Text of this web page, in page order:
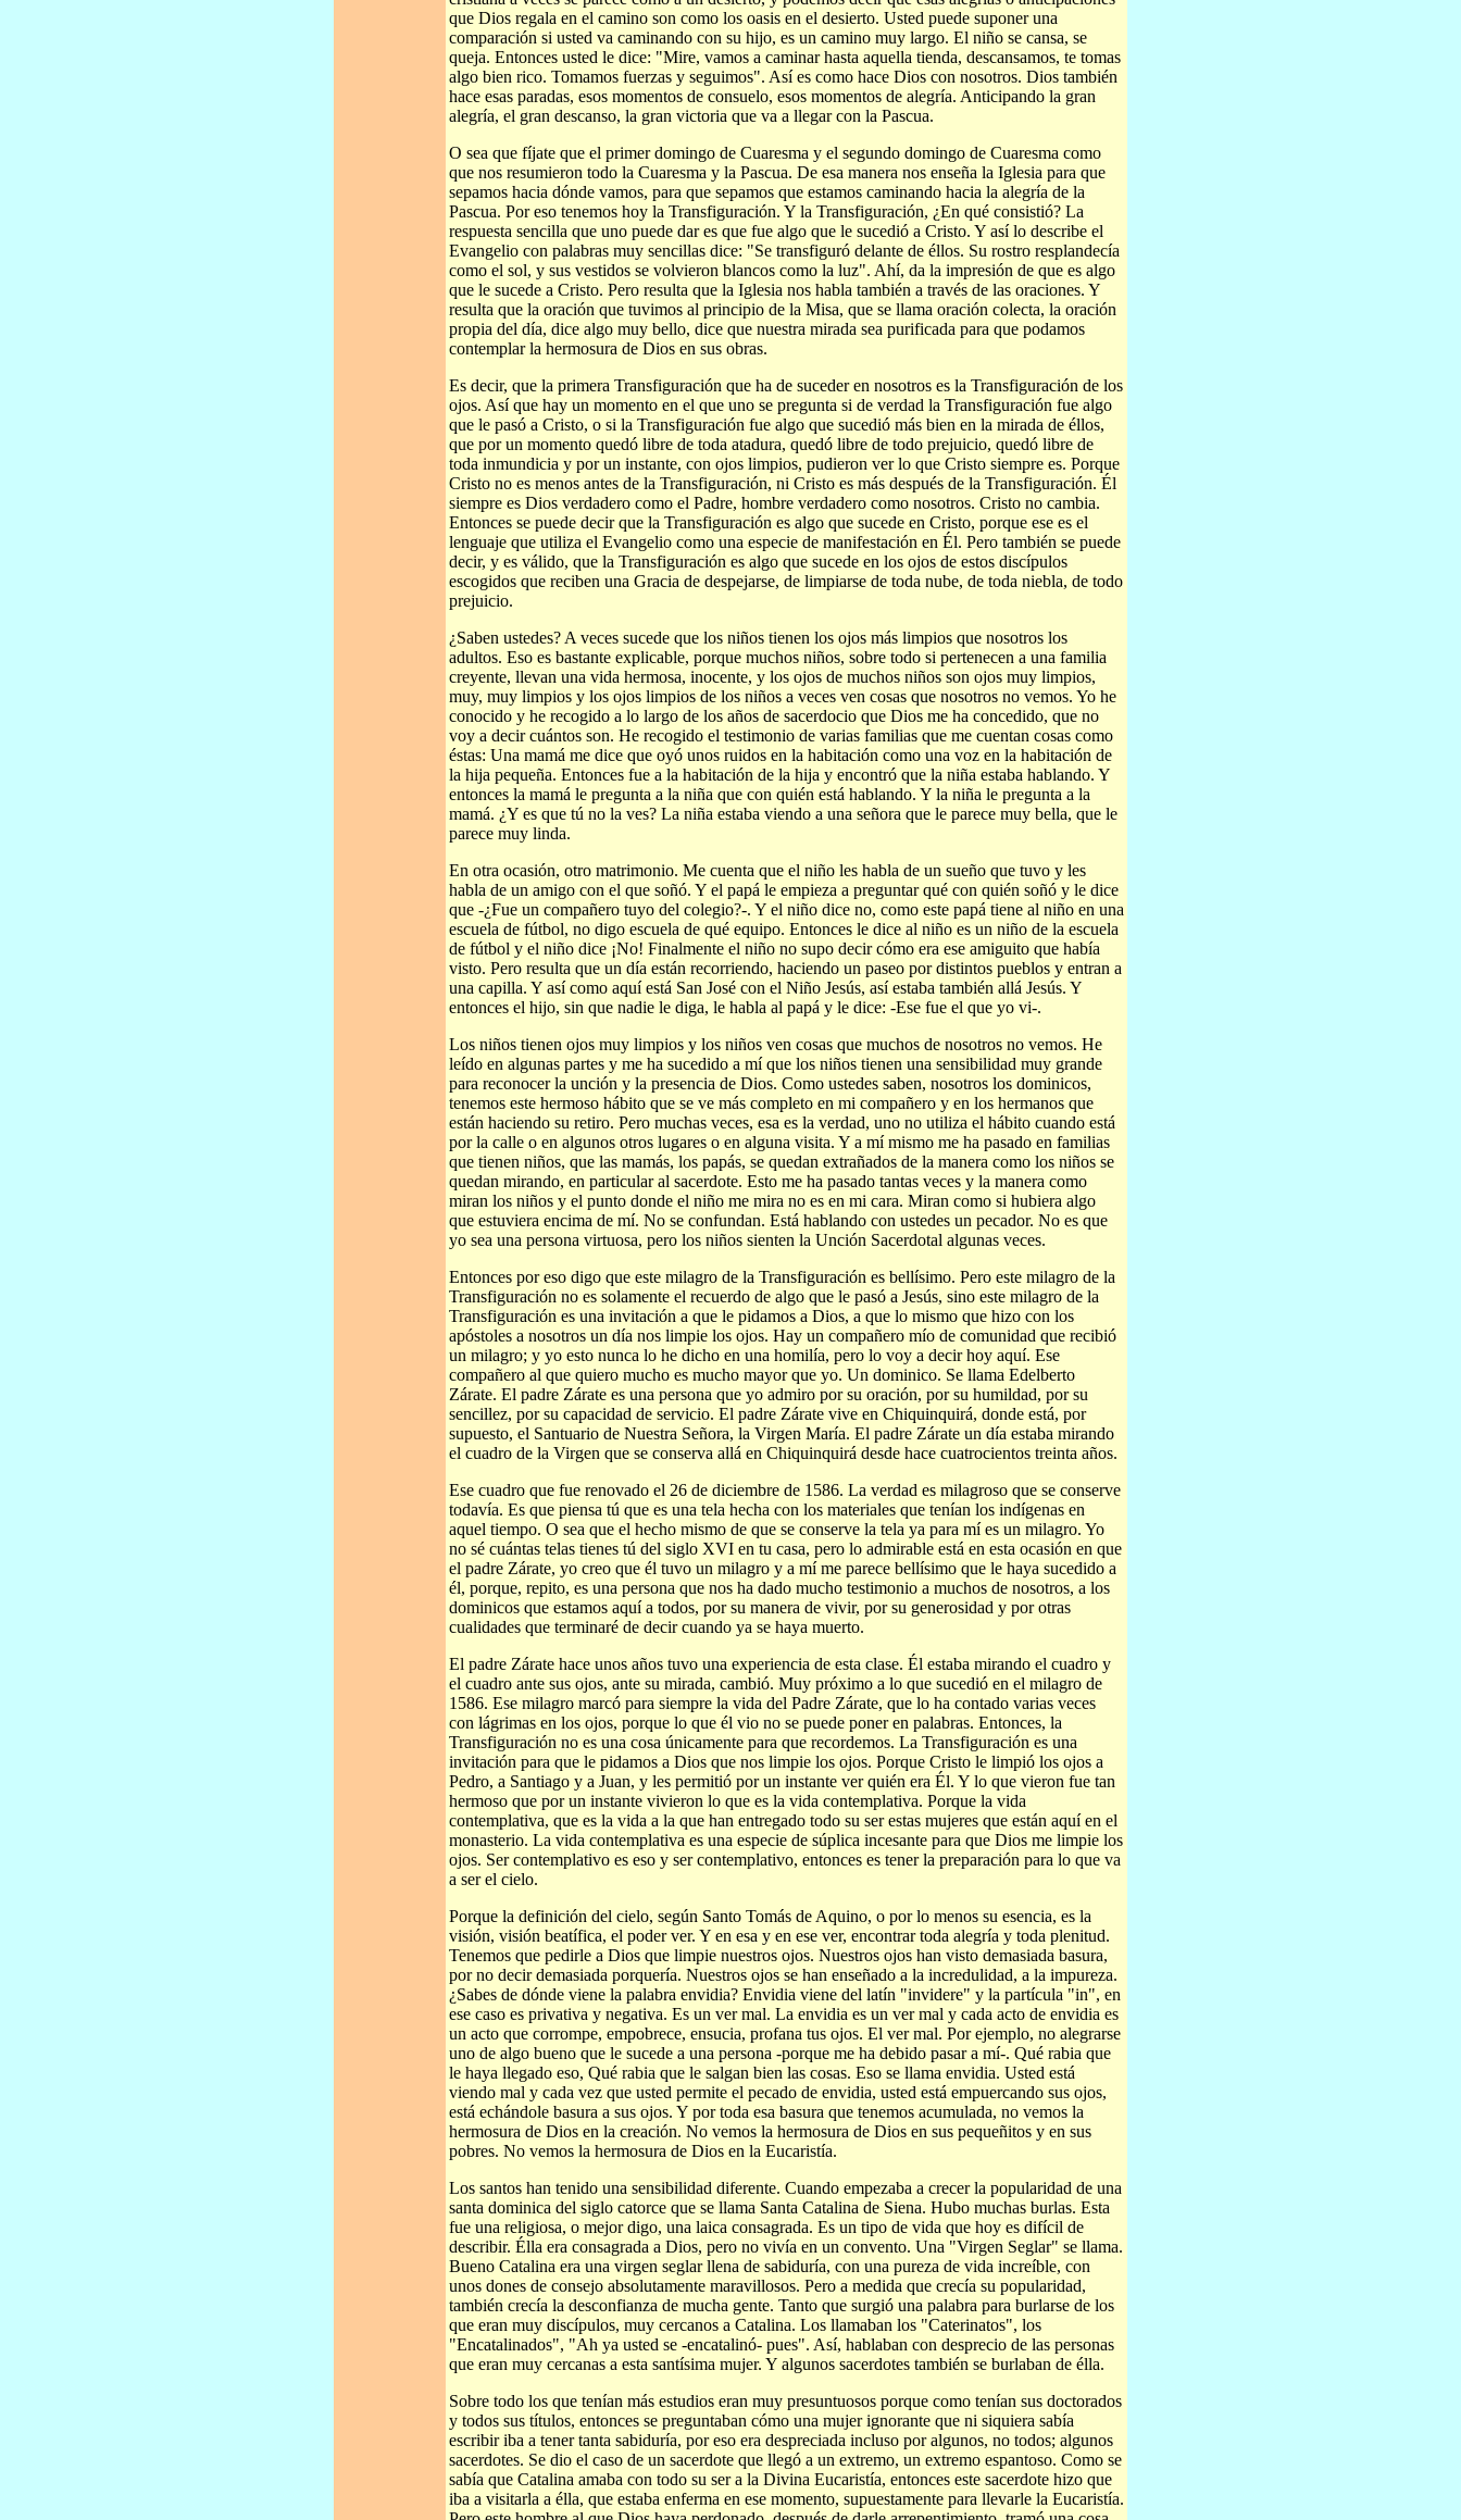
que Dios regala en el camino son como los oasis en el desierto. Usted puede suponer una
comparación si usted va caminando con su hijo, es un camino muy largo. El niño se cansa, se
queja. Entonces usted le dice: "Mire, vamos a caminar hasta aquella tienda, descansamos, te tomas
algo bien rico. Tomamos fuerzas y seguimos". Así es como hace Dios con nosotros. Dios también
hace esas paradas, esos momentos de consuelo, esos momentos de alegría. Anticipando la gran
alegría, el gran descanso, la gran victoria que va a llegar con la Pascua.
O sea que fíjate que el primer domingo de Cuaresma y el segundo domingo de Cuaresma como
que nos resumieron todo la Cuaresma y la Pascua. De esa manera nos enseña la Iglesia para que
sepamos hacia dónde vamos, para que sepamos que estamos caminando hacia la alegría de la
Pascua. Por eso tenemos hoy la Transfiguración. Y la Transfiguración, ¿En qué consistió? La
respuesta sencilla que uno puede dar es que fue algo que le sucedió a Cristo. Y así lo describe el
Evangelio con palabras muy sencillas dice: "Se transfiguró delante de éllos. Su rostro resplandecía
como el sol, y sus vestidos se volvieron blancos como la luz". Ahí, da la impresión de que es algo
que le sucede a Cristo. Pero resulta que la Iglesia nos habla también a través de las oraciones. Y
resulta que la oración que tuvimos al principio de la Misa, que se llama oración colecta, la oración
propia del día, dice algo muy bello, dice que nuestra mirada sea purificada para que podamos
contemplar la hermosura de Dios en sus obras.
Es decir, que la primera Transfiguración que ha de suceder en nosotros es la Transfiguración de los
ojos. Así que hay un momento en el que uno se pregunta si de verdad la Transfiguración fue algo
que le pasó a Cristo, o si la Transfiguración fue algo que sucedió más bien en la mirada de éllos,
que por un momento quedó libre de toda atadura, quedó libre de todo prejuicio, quedó libre de
toda inmundicia y por un instante, con ojos limpios, pudieron ver lo que Cristo siempre es. Porque
Cristo no es menos antes de la Transfiguración, ni Cristo es más después de la Transfiguración. Él
siempre es Dios verdadero como el Padre, hombre verdadero como nosotros. Cristo no cambia.
Entonces se puede decir que la Transfiguración es algo que sucede en Cristo, porque ese es el
lenguaje que utiliza el Evangelio como una especie de manifestación en Él. Pero también se puede
decir, y es válido, que la Transfiguración es algo que sucede en los ojos de estos discípulos
escogidos que reciben una Gracia de despejarse, de limpiarse de toda nube, de toda niebla, de todo
prejuicio.
¿Saben ustedes? A veces sucede que los niños tienen los ojos más limpios que nosotros los
adultos. Eso es bastante explicable, porque muchos niños, sobre todo si pertenecen a una familia
creyente, llevan una vida hermosa, inocente, y los ojos de muchos niños son ojos muy limpios,
muy, muy limpios y los ojos limpios de los niños a veces ven cosas que nosotros no vemos. Yo he
conocido y he recogido a lo largo de los años de sacerdocio que Dios me ha concedido, que no
voy a decir cuántos son. He recogido el testimonio de varias familias que me cuentan cosas como
éstas: Una mamá me dice que oyó unos ruidos en la habitación como una voz en la habitación de
la hija pequeña. Entonces fue a la habitación de la hija y encontró que la niña estaba hablando. Y
entonces la mamá le pregunta a la niña que con quién está hablando. Y la niña le pregunta a la
mamá. ¿Y es que tú no la ves? La niña estaba viendo a una señora que le parece muy bella, que le
parece muy linda.
En otra ocasión, otro matrimonio. Me cuenta que el niño les habla de un sueño que tuvo y les
habla de un amigo con el que soñó. Y el papá le empieza a preguntar qué con quién soñó y le dice
que -¿Fue un compañero tuyo del colegio?-. Y el niño dice no, como este papá tiene al niño en una
escuela de fútbol, no digo escuela de qué equipo. Entonces le dice al niño es un niño de la escuela
de fútbol y el niño dice ¡No! Finalmente el niño no supo decir cómo era ese amiguito que había
visto. Pero resulta que un día están recorriendo, haciendo un paseo por distintos pueblos y entran a
una capilla. Y así como aquí está San José con el Niño Jesús, así estaba también allá Jesús. Y
entonces el hijo, sin que nadie le diga, le habla al papá y le dice: -Ese fue el que yo vi-.
Los niños tienen ojos muy limpios y los niños ven cosas que muchos de nosotros no vemos. He
leído en algunas partes y me ha sucedido a mí que los niños tienen una sensibilidad muy grande
para reconocer la unción y la presencia de Dios. Como ustedes saben, nosotros los dominicos,
tenemos este hermoso hábito que se ve más completo en mi compañero y en los hermanos que
están haciendo su retiro. Pero muchas veces, esa es la verdad, uno no utiliza el hábito cuando está
por la calle o en algunos otros lugares o en alguna visita. Y a mí mismo me ha pasado en familias
que tienen niños, que las mamás, los papás, se quedan extrañados de la manera como los niños se
quedan mirando, en particular al sacerdote. Esto me ha pasado tantas veces y la manera como
miran los niños y el punto donde el niño me mira no es en mi cara. Miran como si hubiera algo
que estuviera encima de mí. No se confundan. Está hablando con ustedes un pecador. No es que
yo sea una persona virtuosa, pero los niños sienten la Unción Sacerdotal algunas veces.
Entonces por eso digo que este milagro de la Transfiguración es bellísimo. Pero este milagro de la
Transfiguración no es solamente el recuerdo de algo que le pasó a Jesús, sino este milagro de la
Transfiguración es una invitación a que le pidamos a Dios, a que lo mismo que hizo con los
apóstoles a nosotros un día nos limpie los ojos. Hay un compañero mío de comunidad que recibió
un milagro; y yo esto nunca lo he dicho en una homilía, pero lo voy a decir hoy aquí. Ese
compañero al que quiero mucho es mucho mayor que yo. Un dominico. Se llama Edelberto
Zárate. El padre Zárate es una persona que yo admiro por su oración, por su humildad, por su
sencillez, por su capacidad de servicio. El padre Zárate vive en Chiquinquirá, donde está, por
supuesto, el Santuario de Nuestra Señora, la Virgen María. El padre Zárate un día estaba mirando
el cuadro de la Virgen que se conserva allá en Chiquinquirá desde hace cuatrocientos treinta años.
Ese cuadro que fue renovado el 26 de diciembre de 1586. La verdad es milagroso que se conserve
todavía. Es que piensa tú que es una tela hecha con los materiales que tenían los indígenas en
aquel tiempo. O sea que el hecho mismo de que se conserve la tela ya para mí es un milagro. Yo
no sé cuántas telas tienes tú del siglo XVI en tu casa, pero lo admirable está en esta ocasión en que
el padre Zárate, yo creo que él tuvo un milagro y a mí me parece bellísimo que le haya sucedido a
él, porque, repito, es una persona que nos ha dado mucho testimonio a muchos de nosotros, a los
dominicos que estamos aquí a todos, por su manera de vivir, por su generosidad y por otras
cualidades que terminaré de decir cuando ya se haya muerto.
El padre Zárate hace unos años tuvo una experiencia de esta clase. Él estaba mirando el cuadro y
el cuadro ante sus ojos, ante su mirada, cambió. Muy próximo a lo que sucedió en el milagro de
1586. Ese milagro marcó para siempre la vida del Padre Zárate, que lo ha contado varias veces
con lágrimas en los ojos, porque lo que él vio no se puede poner en palabras. Entonces, la
Transfiguración no es una cosa únicamente para que recordemos. La Transfiguración es una
invitación para que le pidamos a Dios que nos limpie los ojos. Porque Cristo le limpió los ojos a
Pedro, a Santiago y a Juan, y les permitió por un instante ver quién era Él. Y lo que vieron fue tan
hermoso que por un instante vivieron lo que es la vida contemplativa. Porque la vida
contemplativa, que es la vida a la que han entregado todo su ser estas mujeres que están aquí en el
monasterio. La vida contemplativa es una especie de súplica incesante para que Dios me limpie los
ojos. Ser contemplativo es eso y ser contemplativo, entonces es tener la preparación para lo que va
a ser el cielo.
Porque la definición del cielo, según Santo Tomás de Aquino, o por lo menos su esencia, es la
visión, visión beatífica, el poder ver. Y en esa y en ese ver, encontrar toda alegría y toda plenitud.
Tenemos que pedirle a Dios que limpie nuestros ojos. Nuestros ojos han visto demasiada basura,
por no decir demasiada porquería. Nuestros ojos se han enseñado a la incredulidad, a la impureza.
¿Sabes de dónde viene la palabra envidia? Envidia viene del latín "invidere" y la partícula "in", en
ese caso es privativa y negativa. Es un ver mal. La envidia es un ver mal y cada acto de envidia es
un acto que corrompe, empobrece, ensucia, profana tus ojos. El ver mal. Por ejemplo, no alegrarse
uno de algo bueno que le sucede a una persona -porque me ha debido pasar a mí-. Qué rabia que
le haya llegado eso, Qué rabia que le salgan bien las cosas. Eso se llama envidia. Usted está
viendo mal y cada vez que usted permite el pecado de envidia, usted está empuercando sus ojos,
está echándole basura a sus ojos. Y por toda esa basura que tenemos acumulada, no vemos la
hermosura de Dios en la creación. No vemos la hermosura de Dios en sus pequeñitos y en sus
pobres. No vemos la hermosura de Dios en la Eucaristía.
Los santos han tenido una sensibilidad diferente. Cuando empezaba a crecer la popularidad de una
santa dominica del siglo catorce que se llama Santa Catalina de Siena. Hubo muchas burlas. Esta
fue una religiosa, o mejor digo, una laica consagrada. Es un tipo de vida que hoy es difícil de
describir. Élla era consagrada a Dios, pero no vivía en un convento. Una "Virgen Seglar" se llama.
Bueno Catalina era una virgen seglar llena de sabiduría, con una pureza de vida increíble, con
unos dones de consejo absolutamente maravillosos. Pero a medida que crecía su popularidad,
también crecía la desconfianza de mucha gente. Tanto que surgió una palabra para burlarse de los
que eran muy discípulos, muy cercanos a Catalina. Los llamaban los "Caterinatos", los
"Encatalinados", "Ah ya usted se -encatalinó- pues". Así, hablaban con desprecio de las personas
que eran muy cercanas a esta santísima mujer. Y algunos sacerdotes también se burlaban de élla.
Sobre todo los que tenían más estudios eran muy presuntuosos porque como tenían sus doctorados
y todos sus títulos, entonces se preguntaban cómo una mujer ignorante que ni siquiera sabía
escribir iba a tener tanta sabiduría, por eso era despreciada incluso por algunos, no todos; algunos
sacerdotes. Se dio el caso de un sacerdote que llegó a un extremo, un extremo espantoso. Como se
sabía que Catalina amaba con todo su ser a la Divina Eucaristía, entonces este sacerdote hizo que
iba a visitarla a élla, que estaba enferma en ese momento, supuestamente para llevarle la Eucaristía.